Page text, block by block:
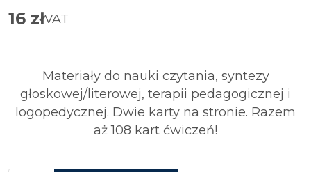
16 złVAT
Materiały do nauki czytania, syntezy
głoskowej/literowej, terapii pedagogicznej i
logopedycznej. Dwie karty na stronie. Razem
aż 108 kart ćwiczeń!